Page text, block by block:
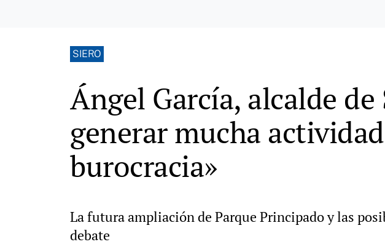
SIERO
Ángel García, alcalde
generar mucha
burocracia»
La futura ampliación de Parque Principado y las
debate